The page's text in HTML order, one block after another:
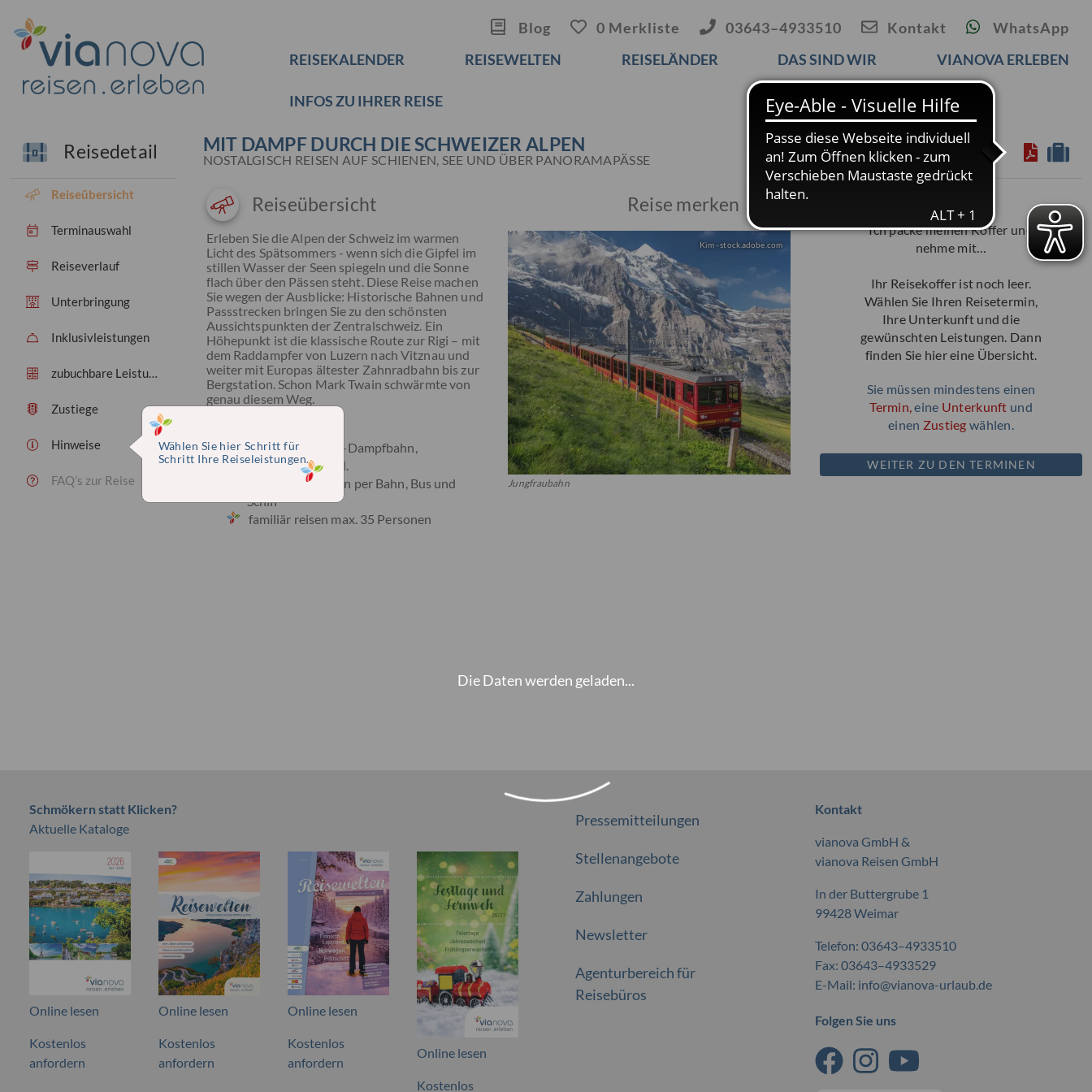
Blog 0 Merkliste 03643–4933510 Kontakt
WhatsApp
REISEKALENDER
REISEWELTEN REISELÄNDER DAS SIND WIR VIANOVA ERLEBEN
INFOS ZU IHRER REISE
Reisedetail
Reiseübersicht
Terminauswahl
Reiseverlauf
Unterbringung
Inklusivleistungen
zubuchbare Leistungen
Zustiege
Hinweise
FAQ’s zur Reise
MIT DAMPF DURCH DIE SCHWEIZER ALPEN
NOSTALGISCH REISEN AUF SCHIENEN, SEE UND ÜBER PANORAMAPÄSSE
Wählen Sie hier Schritt für
Schritt Ihre Reiseleistungen.
Reiseübersicht Reise merken
Erleben Sie die Alpen der Schweiz im warmen
Licht des Spätsommers - wenn sich die Gipfel im
stillen Wasser der Seen spiegeln und die Sonne
flach über den Pässen steht. Diese Reise machen
Sie wegen der Ausblicke: Historische Bahnen und
Passstrecken bringen Sie zu den schönsten
Aussichtspunkten der Zentralschweiz. Ein
Höhepunkt ist die klassische Route zur Rigi – mit
dem Raddampfer von Luzern nach Vitznau und
weiter mit Europas ältester Zahnradbahn bis zur
Bergstation. Schon Mark Twain schwärmte von
genau diesem Weg.
Rigi-Bahn, Furka-Dampfbahn,
Rothornbahn inkl.
tolle Kombination per Bahn, Bus und
Schiff
familiär reisen max. 35 Personen
Kim - stock.adobe.com
Jungfraubahn
Reisekoffer
Ich packe meinen Koffer und
nehme mit…
Ihr Reisekoffer ist noch leer.
Wählen Sie Ihren Reisetermin,
Ihre Unterkunft und die
gewünschten Leistungen. Dann
finden Sie hier eine Übersicht.
Sie müssen mindestens einen
Termin,eine Unterkunft und
einen Zustiegwählen.
WEITER ZU DEN TERMINEN
Die Daten werden geladen...
Schmökern statt Klicken?
Aktuelle Kataloge
Online lesen
Kostenlos
anfordern
Online lesen
Kostenlos
anfordern
Online lesen
Kostenlos
anfordern
Online lesen
Kostenlos
Pressemitteilungen
Stellenangebote
Zahlungen
Newsletter
Agenturbereich für
Reisebüros
Kontakt
vianova GmbH &
vianova Reisen GmbH
In der Buttergrube 1
99428 Weimar
Telefon: 03643–4933510
Fax: 03643–4933529
E-Mail: info@vianova-urlaub.de
Folgen Sie uns